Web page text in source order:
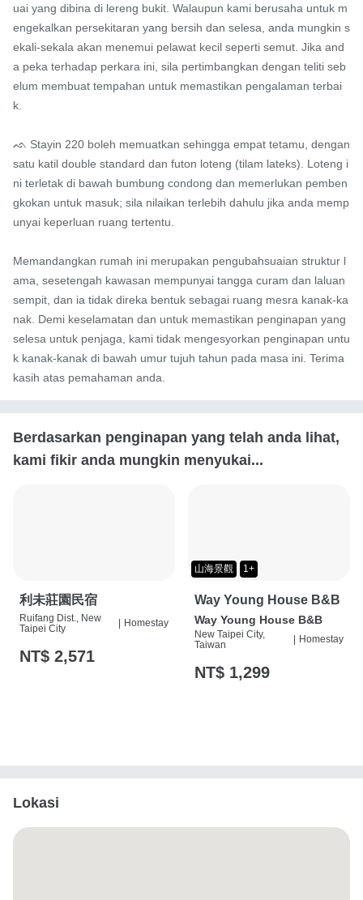
uai yang dibina di lereng bukit. Walaupun kami berusaha untuk m
engekalkan persekitaran yang bersih dan selesa, anda mungkin s
ekali-sekala akan menemui pelawat kecil seperti semut. Jika and
a peka terhadap perkara ini, sila pertimbangkan dengan teliti seb
elum membuat tempahan untuk memastikan pengalaman terbai
k.
ᨒ Stayin 220 boleh memuatkan sehingga empat tetamu, dengan
satu katil double standard dan futon loteng (tilam lateks). Loteng i
ni terletak di bawah bumbung condong dan memerlukan pemben
gkokan untuk masuk; sila nilaikan terlebih dahulu jika anda memp
unyai keperluan ruang tertentu.
Memandangkan rumah ini merupakan pengubahsuaian struktur l
ama, sesetengah kawasan mempunyai tangga curam dan laluan
sempit, dan ia tidak direka bentuk sebagai ruang mesra kanak-ka
nak. Demi keselamatan dan untuk memastikan penginapan yang
selesa untuk penjaga, kami tidak mengesyorkan penginapan untu
k kanak-kanak di bawah umur tujuh tahun pada masa ini. Terima
kasih atas pemahaman anda.
Berdasarkan penginapan yang telah anda lihat,
kami fikir anda mungkin menyukai...
利未莊園民宿
Ruifang Dist., New
Taipei City
Homestay
NT$ 2,571
山海景觀 1+
Way Young House B&B
Way Young House B&B
New Taipei City,
Taiwan
Homestay
NT$ 1,299
Lokasi